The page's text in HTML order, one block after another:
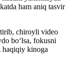
ham aniq tasvir
chiroyli video
bo‘lsa, fokusni
haqiqiy kinoga